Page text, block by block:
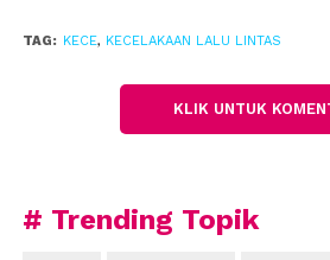
Namun, setelah kurang lebih satu
“kita kesulitan mendapatkan
mobil crine yang sedang
TAG: KECE, KECELAKAAN LALU LINTAS
KLIK UNTUK
# Trending Topik